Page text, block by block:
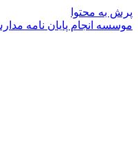
پرش به محتوا
موسسه انجام پایان نامه